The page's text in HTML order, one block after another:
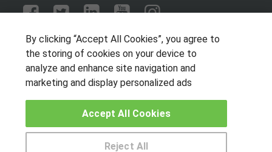
OTROS GRUPOS DE INTERES
Muro de los idiomas
Hablemos de empleo
Locos por las becas
CENTROS DE FORMACIÓN
By clicking “Accept All Cookies”, you agree to
the storing of cookies on your device to
analyze and enhance site navigation and
marketing and display personalized ads
Reject All
Accept All Cookies